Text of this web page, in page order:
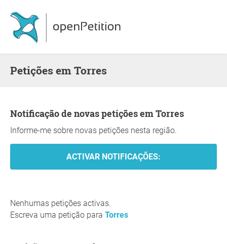
Petições em Torres
Notificação de novas petições em Torres
Informe-me sobre novas petições nesta região.
Nenhumas petições activas.
Escreva uma petição para Torres